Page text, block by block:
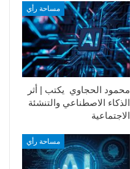
مساحة رأي
محمود الحجاوي يكتب | أثر
الذكاء الاصطناعي والتنشئة
الاجتماعية
مساحة رأي